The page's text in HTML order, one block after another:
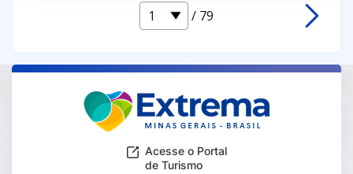
/ 79
Acesse o Portal
de Turismo